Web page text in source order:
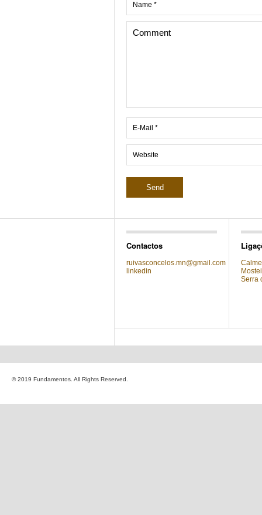
Contactos
ruivasconcelos.mn@gmail.com
linkedin
Serra
© 2019 Fundamentos. All Rights Reserved.